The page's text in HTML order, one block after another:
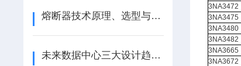
熔断器技术原理、选型与新能源应用探析
未来数据中心三大设计趋势：模块化、直流化、支持AI规模化应用
3NA3472
3NA3475
3NA3480
3NA3482
3NA3665
3NA3672